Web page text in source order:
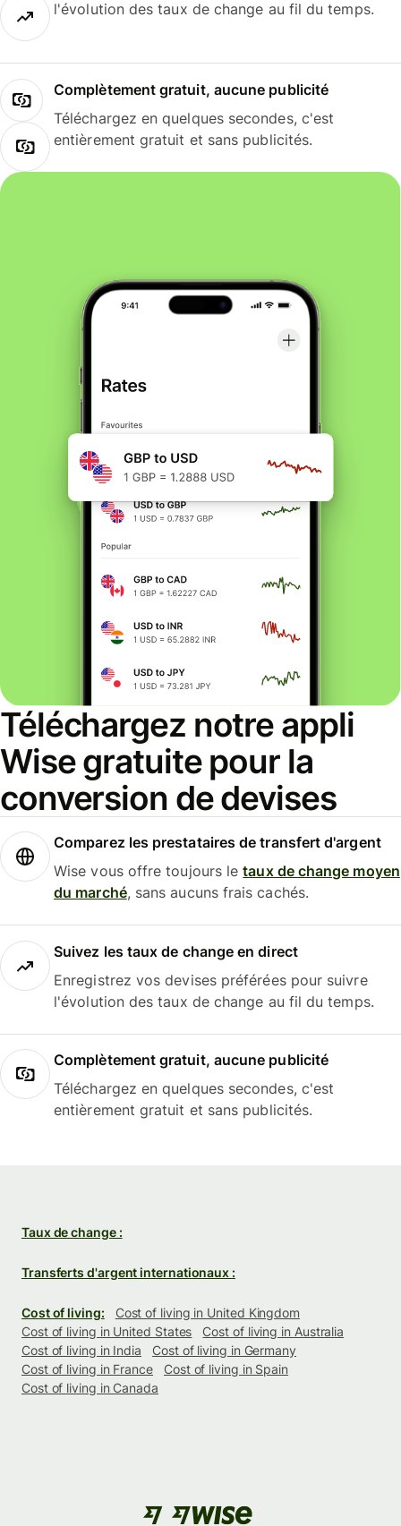
l'évolution des taux de change au fil du temps.
Complètement gratuit, aucune publicité
Téléchargez en quelques secondes, c'est
entièrement gratuit et sans publicités.
Téléchargez notre appli
Wise gratuite pour la
conversion de devises
Comparez les prestataires de transfert d'argent
Wise vous offre toujours letaux de change moyen
du marché, sans aucuns frais cachés.
Suivez les taux de change en direct
Enregistrez vos devises préférées pour suivre
l'évolution des taux de change au fil du temps.
Complètement gratuit, aucune publicité
Téléchargez en quelques secondes, c'est
entièrement gratuit et sans publicités.
Taux de change :
Transferts d'argent internationaux :
Cost of living:
Cost of living in United Kingdom
Cost of living in United States
Cost of living in Australia
Cost of living in India
Cost of living in Germany
Cost of living in France
Cost of living in Spain
Cost of living in Canada